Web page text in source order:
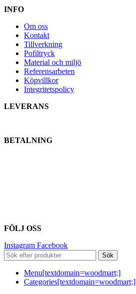
INFO
Om oss
Kontakt
Tillverkning
Pofiltryck
Material och miljö
Referensarbeten
Köpvillkor
Integritetspolicy
LEVERANS
BETALNING
FÖLJ OSS
Instagram Facebook
Sök
Menu[textdomain=woodmart;]
Categories[textdomain=woodmart;]